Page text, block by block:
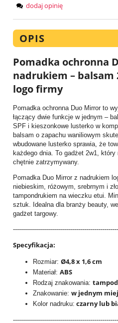
dodaj opinię
OPIS
Pomadka ochronna
nadrukiem –
logo firmy
Pomadka ochronna Duo Mirror to
łączący dwie funkcje w jednym –
SPF i kieszonkowe lusterko w
balsam o zapachu waniliowym
wbudowane lusterko sprawia, że
każdego dnia. To gadżet 2w1,
chętnie zatrzymywany.
Pomadka Duo Mirror z nadrukiem
niebieskim, różowym, srebrnym i
tampondrukiem na wieczku etui.
sztuk. Idealna dla branży beauty,
gadżet targowy.
Specyfikacja:
Rozmiar: Ø4,8 x 1,6 cm
Materiał: ABS
Rodzaj znakowania:
Znakowanie: w jednym
Kolor nadruku: czarny lub